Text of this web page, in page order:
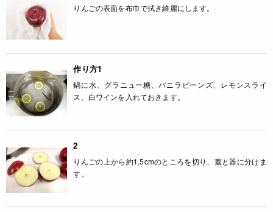
りんごの表面を布巾で拭き綺麗にします。
作り方1
鍋に水、グラニュー糖、バニラビーンズ、レモンスライ
ス、白ワインを入れておきます。
2
りんごの上から約1.5cmのところを切り、蓋と器に分けま
す。